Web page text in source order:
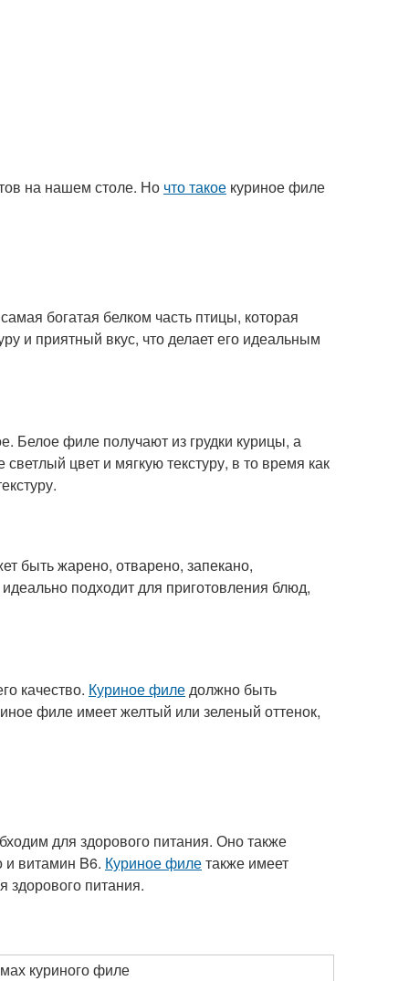
на нашем столе. Но что такое куриное филе
богатая белком часть птицы, которая
и приятный вкус, что делает его идеальным
Белое филе получают из грудки курицы, а
цвет и мягкую текстуру, в то время как
быть жарено, отварено, запекано,
идеально подходит для приготовления блюд,
качество. Куриное филедолжно быть
филе имеет желтый или зеленый оттенок,
для здорового питания. Оно также
витамин B6. Куриное филетакже имеет
здорового питания.
куриного филе